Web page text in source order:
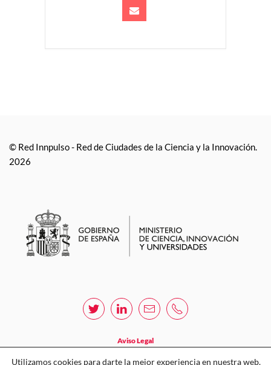
© Red Innpulso - Red de Ciudades de la Ciencia y la Innovación.
2026
Aviso Legal
Política de privacidad
Utilizamos cookies para darte la mejor experiencia en nuestra web.